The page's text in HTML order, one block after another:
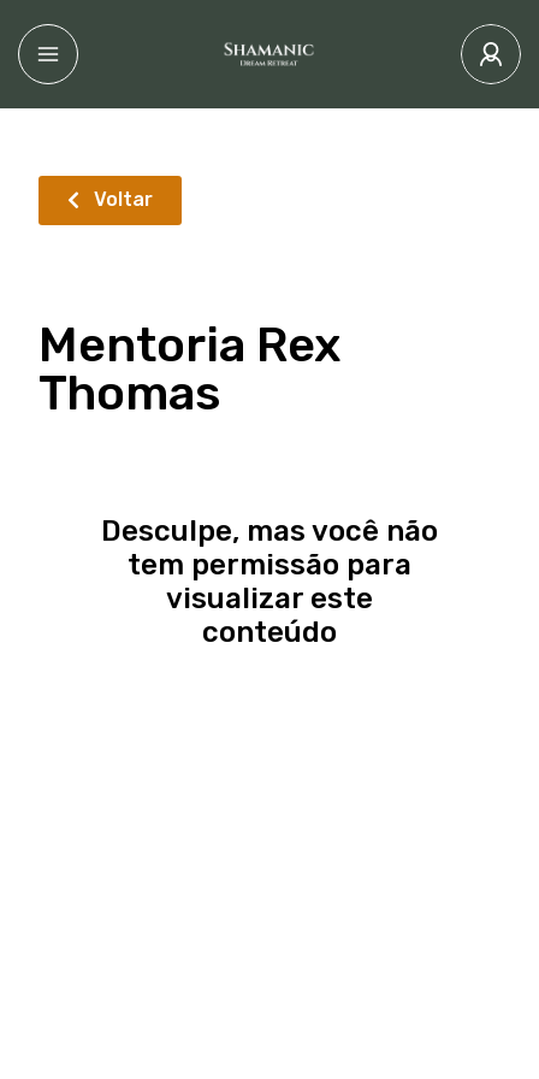
Voltar
Mentoria Rex
Thomas
Desculpe, mas você não
tem permissão para
visualizar este
conteúdo